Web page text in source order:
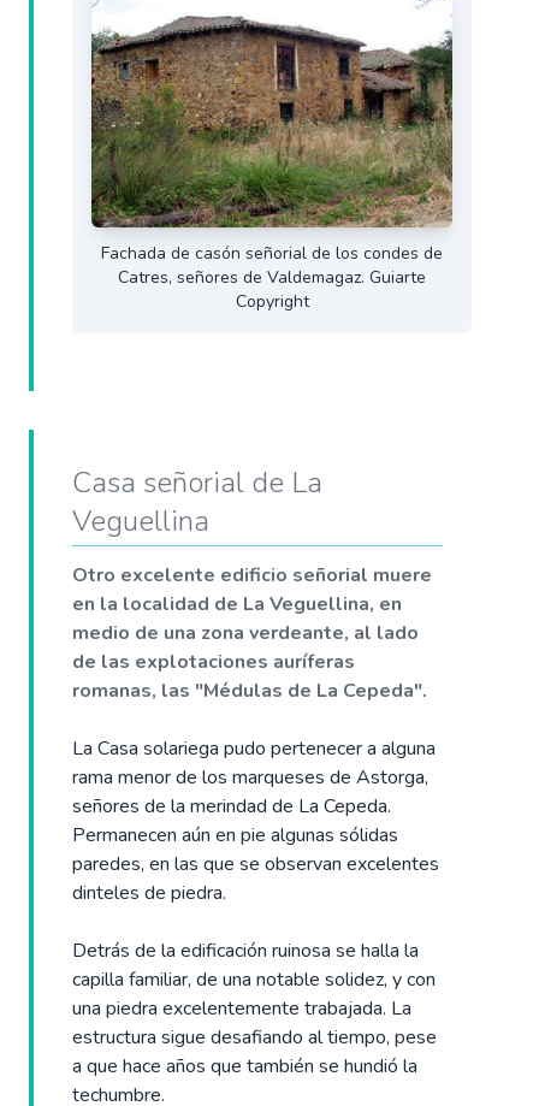
Fachada de casón señorial de los condes de
Catres, señores de Valdemagaz. Guiarte
Copyright
Casa señorial de La
Veguellina
Otro excelente edificio señorial muere
en la localidad de La Veguellina, en
medio de una zona verdeante, al lado
de las explotaciones auríferas
romanas, las "Médulas de La Cepeda".
La Casa solariega pudo pertenecer a alguna
rama menor de los marqueses de Astorga,
señores de la merindad de La Cepeda.
Permanecen aún en pie algunas sólidas
paredes, en las que se observan excelentes
dinteles de piedra.
Detrás de la edificación ruinosa se halla la
capilla familiar, de una notable solidez, y con
una piedra excelentemente trabajada. La
estructura sigue desafiando al tiempo, pese
a que hace años que también se hundió la
techumbre.